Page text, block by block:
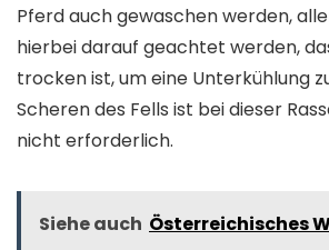
Pferd auch gewaschen werden,
hierbei darauf geachtet werden,
trocken ist, um eine Unterkühlung
Scheren des Fells ist bei dieser
nicht erforderlich.
Siehe auch Österreichisches